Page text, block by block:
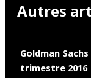
Autres
Goldman Sachs
trimestre 2016